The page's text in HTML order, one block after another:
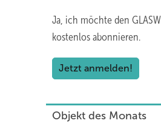
Ja, ich möchte den
kostenlos abonnieren.
Jetzt anmelden!
Objekt des Monats